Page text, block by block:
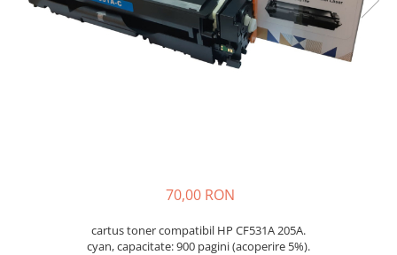
70,00 RON
cartus toner compatibil HP CF531A 205A.
cyan, capacitate: 900 pagini (acoperire 5%).